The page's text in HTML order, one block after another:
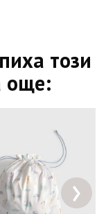
този
още:
›